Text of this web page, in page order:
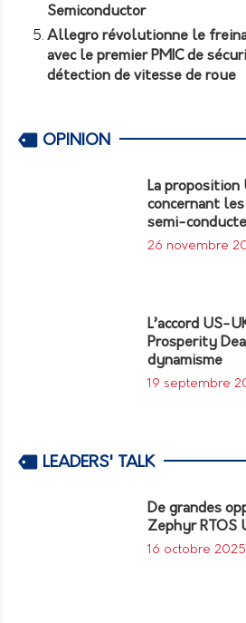
Semiconductor
Allegro révolutionne le
avec le premier PMIC de
détection de vitesse de roue
OPINION
La proposition
concernant
semi-
26 novembre
L’accord US-
Prosperity
dynamisme
19 septembre
LEADERS' TALK
De grandes
Zephyr RTOS
16 octobre 2025